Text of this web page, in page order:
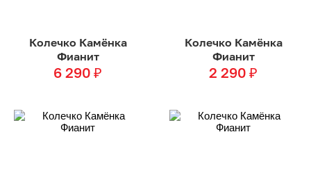
Колечко Камёнка
Фианит
6 290 ₽
Колечко Камёнка
Фианит
2 290 ₽